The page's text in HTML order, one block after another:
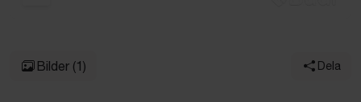
Bilder (1) Dela